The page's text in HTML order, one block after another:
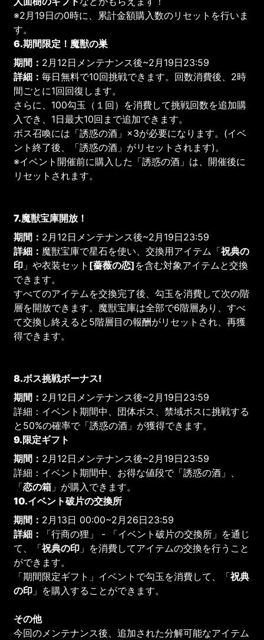
※2月19日の0時に、累計金額購入数のリセットを行いま
す。
6.期間限定！魔獣の巣
期間： 2月12日メンテナンス後~2月19日23:59
詳細：毎日無料で10回挑戦できます。回数消費後、2時
間ごとに1回回復します。
さらに、100勾玉（１回）を消費して挑戦回数を追加購
入でき、1日最大10回まで追加できます。
ボス召喚には「誘惑の酒」×3が必要になります。(イベ
ント終了後、「誘惑の酒」がリセットされます)。
※イベント開催前に購入した「誘惑の酒」は、開催後に
リセットされます。
7.魔獣宝庫開放！
期間： 2月12日メンテナンス後~2月19日23:59
詳細： 魔獣宝庫で星石を使い、交換用アイテム「祝典の
印 」や衣装セット [薔薇の恋] を含む対象アイテムと交換
できます。
すべてのアイテムを交換完了後、勾玉を消費して次の階
層を開放できます。魔獣宝庫は全部で6階層あり、すべ
て交換し終えると5階層目の報酬がリセットされ、再獲
得できます。
8.ボス挑戦ボーナス!
期間： 2月12日メンテナンス後~2月19日23:59
詳細：イベント期間中、団体ボス、禁域ボスに挑戦する
と50%の確率で「誘惑の酒」が獲得できます。
9.限定ギフト
期間： 2月12日メンテナンス後~2月19日23:59
詳細：イベント期間中、お得な値段で「誘惑の酒」、
「恋の箱 」が購入できます。
10.イベント破片の交換所
期間： 2月13日 00:00~2月26日23:59
詳細：
「行商の狸」 - 「イベント破片の交換所」を通じ
て、「祝典の印 」を消費してアイテムの交換を行うこと
ができます。
「期間限定ギフト」イベントで勾玉を消費して、「祝典
の印 」を購入することができます。
その他
今回のメンテナンス後、追加された分解可能なアイテム